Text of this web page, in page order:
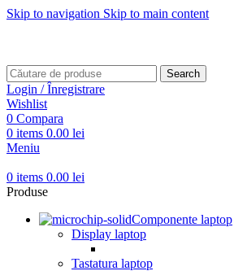
Skip to navigation Skip to main content
Search
Login / Înregistrare
Wishlist
0 Compara
0 items 0.00 lei
Meniu
0 items 0.00 lei
Produse
Componente laptop
Display laptop
Tastatura laptop